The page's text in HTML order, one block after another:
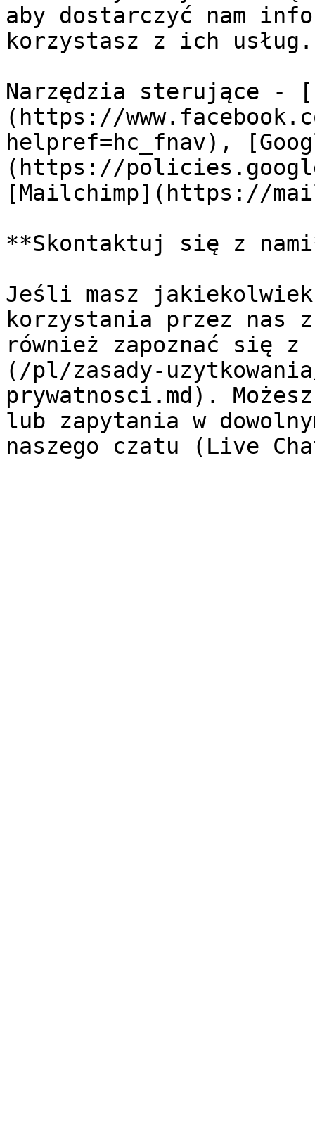
aby dostarczyć nam
korzystasz z ich usług.
Narzędzia sterujące -
(https://
helpref=hc_fnav),
(https://
[Mailchimp](https://
**Skontaktuj się z
Jeśli masz
korzystania przez nas
również zapoznać się
(/pl/zasady-
prywatnosci.md).
lub zapytania w